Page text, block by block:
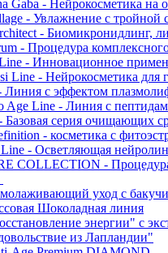
Gaba - Нейрокосметика
- Увлажнение с тройной
- Биомикронидлинг,
- Процедура
- Инновационное
Line - Нейрокосметика для
Линия с эффектом
Age Line - Линия с
Базовая серия очищающих
- косметика с
- Осветляющая
COLLECTION -
уход с
Шоколадная линия
энергии" с
из Лапландии"